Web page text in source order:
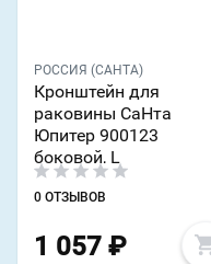
РОССИЯ (САНТА)
Кронштейн для
раковины СаНта
Юпитер 900123
боковой, L
0 ОТЗЫВОВ
1 057 ₽